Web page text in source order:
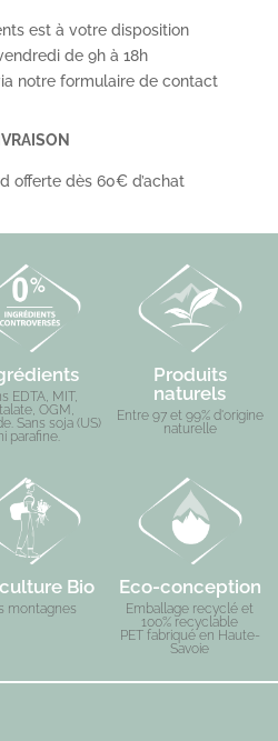
est à votre disposition
de 9h à 18h
notre formulaire de contact
offerte dès 60€ d’achat
EDTA, MIT,
OGM,
Sans soja (US)
parafine.
Produits
naturels
Entre 97 et 99% d'origine
naturelle
Bio
montagnes
Eco-conception
Emballage recyclé et
100% recyclable
PET fabriqué en Haute-
Savoie